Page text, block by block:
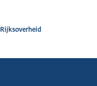
Rijksoverheid